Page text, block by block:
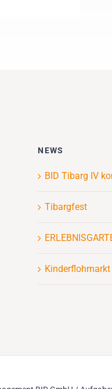
NEWS
BID Tibarg IV
Tibargfest
Kinderflohmarkt